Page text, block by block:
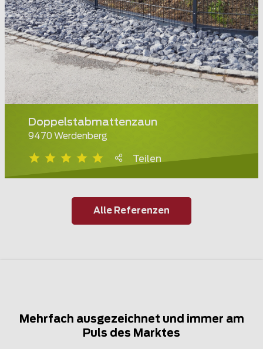
Doppelstabmattenzaun
9470 Werdenberg
Teilen
Alle Referenzen
Mehrfach ausgezeichnet und immer am
Puls des Marktes